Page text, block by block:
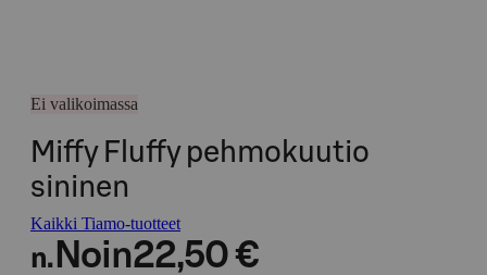
Ei valikoimassa
Miffy Fluffy pehmokuutio
sininen
Kaikki Tiamo-tuotteet
n. Noin22,50 €